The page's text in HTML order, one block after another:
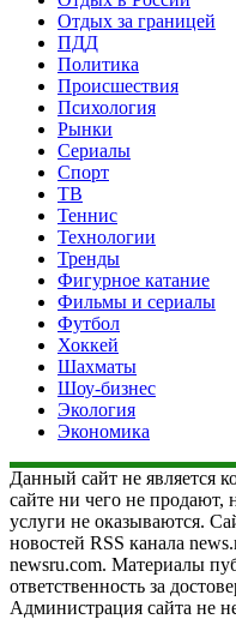
Отдых за границей
ПДД
Политика
Происшествия
Психология
Рынки
Сериалы
Спорт
ТВ
Теннис
Технологии
Тренды
Фигурное катание
Фильмы и сериалы
Футбол
Хоккей
Шахматы
Шоу-бизнес
Экология
Экономика
Данный сайт не является
сайте ни чего не продают,
услуги не оказываются.
новостей RSS канала
newsru.com. Материалы
ответственность за
Администрация сайта не